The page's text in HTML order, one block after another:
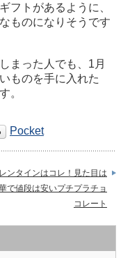
フトがあるように、
ものになりそうです
まった人でも、1月
ものを手に入れた
。
Pocket
ンタインはコレ！見た目は
で値段は安いプチプラチョ
コレート